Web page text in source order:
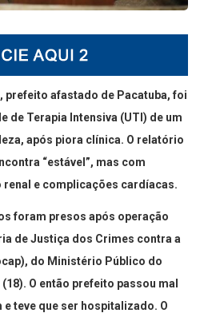
prefeito afastado de Pacatuba, foi
de Terapia Intensiva (UTI) de um
após piora clínica. O relatório
“estável”, mas com
renal e complicações cardíacas.
foram presos após operação
de Justiça dos Crimes contra a
do Ministério Público do
O então prefeito passou mal
teve que ser hospitalizado. O